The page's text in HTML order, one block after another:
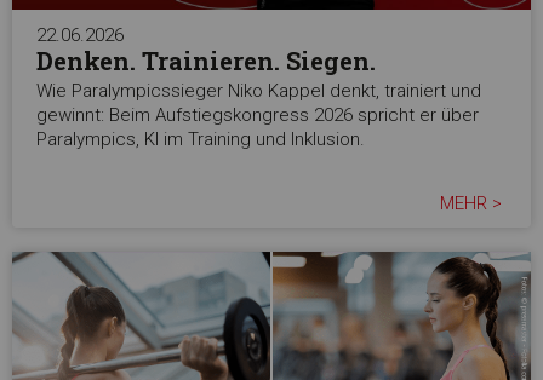
22.06.2026
Denken. Trainieren. Siegen.
Wie Paralympicssieger Niko Kappel denkt, trainiert und
gewinnt: Beim Aufstiegskongress 2026 spricht er über
Paralympics, KI im Training und Inklusion.
MEHR >